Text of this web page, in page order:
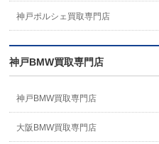
神戸ポルシェ買取専門店
神戸BMW買取専門店
神戸BMW買取専門店
大阪BMW買取専門店